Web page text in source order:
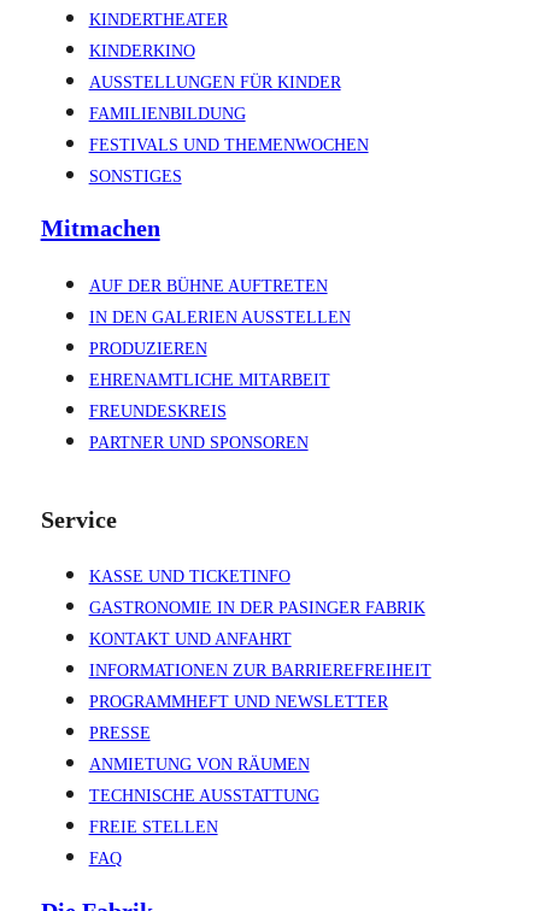
KINDERTHEATER
KINDERKINO
AUSSTELLUNGEN FÜR KINDER
FAMILIENBILDUNG
FESTIVALS UND THEMENWOCHEN
SONSTIGES
Mitmachen
AUF DER BÜHNE AUFTRETEN
IN DEN GALERIEN AUSSTELLEN
PRODUZIEREN
EHRENAMTLICHE MITARBEIT
FREUNDESKREIS
PARTNER UND SPONSOREN
Service
KASSE UND TICKETINFO
GASTRONOMIE IN DER PASINGER FABRIK
KONTAKT UND ANFAHRT
INFORMATIONEN ZUR BARRIEREFREIHEIT
PROGRAMMHEFT UND NEWSLETTER
PRESSE
ANMIETUNG VON RÄUMEN
TECHNISCHE AUSSTATTUNG
FREIE STELLEN
FAQ